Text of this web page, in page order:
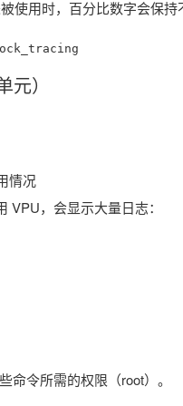
使用时，百分比数字会保持
）
情况
VPU，会显示大量日志：
命令所需的权限（root）。